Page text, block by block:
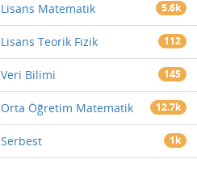
Lisans Matematik 5.6k
Lisans Teorik Fizik 112
Veri Bilimi 145
Orta Öğretim Matematik 12.7k
Serbest 1k